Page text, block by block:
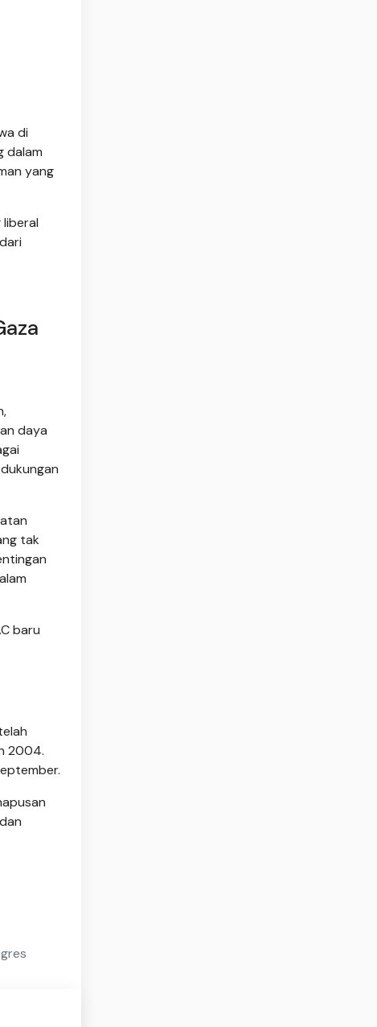
di
dalam
yang
daya
tak
baru
2004.